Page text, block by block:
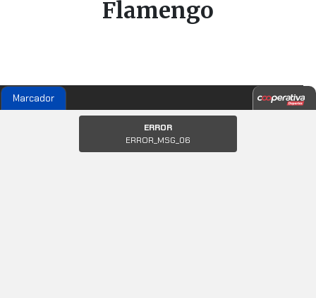
Flamengo
Marcador